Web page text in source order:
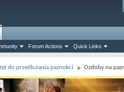
Forum Actions Quick Links
do przedłużania paznokci Ozdoby na